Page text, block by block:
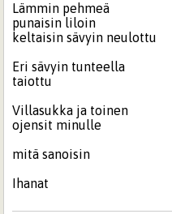
Lämmin pehmeä
punaisin liloin
keltaisin sävyin neulottu
Eri sävyin tunteella
taiottu
Villasukka ja toinen
ojensit minulle
mitä sanoisin
Ihanat